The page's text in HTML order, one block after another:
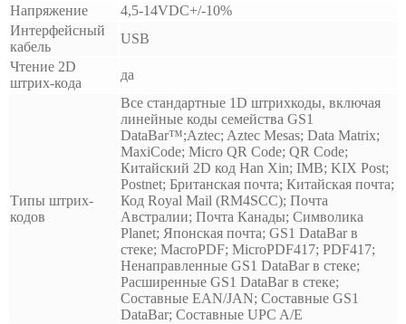
Напряжение
4,5-14VDC+/-10%
Интерфейсный
кабель
USB
Чтение 2D
штрих-кода
да
Типы штрих-
кодов
Все стандартные 1D штрихкоды, включая
линейные коды семейства GS1
DataBar™;Aztec; Aztec Mesas; Data Matrix;
MaxiCode; Micro QR Code; QR Code;
Китайский 2D код Han Xin; IMB; KIX Post;
Postnet; Британская почта; Китайская почта;
Код Royal Mail (RM4SCC); Почта
Австралии; Почта Канады; Символика
Planet; Японская почта; GS1 DataBar в
стеке; MacroPDF; MicroPDF417; PDF417;
Ненаправленные GS1 DataBar в стеке;
Расширенные GS1 DataBar в стеке;
Составные EAN/JAN; Составные GS1
DataBar; Составные UPC A/E